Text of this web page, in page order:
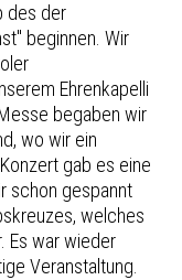
des der
beginnen. Wir
Ehrenkapelli
begaben wir
wo wir ein
gab es eine
schon gespannt
welches
Es war wieder
Veranstaltung.